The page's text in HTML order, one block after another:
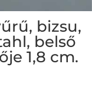
bizsu,
belső
1,8 cm.